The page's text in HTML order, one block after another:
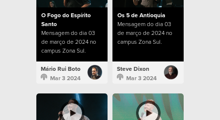
O Fogo do Espírito
Santo
Mensagem do dia 03
de março de 2024 no
campus Zona Sul.
Mário Rui Boto
Mar 3 2024
Os 5 de Antioquia
Mensagem do dia 03
de março de 2024 no
campus Zona Sul.
Steve Dixon
Mar 3 2024